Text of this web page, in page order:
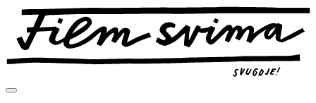
Preskoči
sadržaj